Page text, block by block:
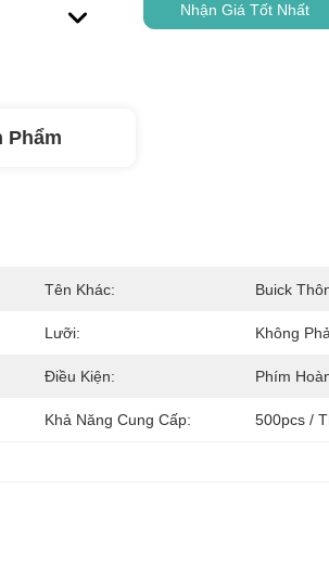
Nhận Giá Tốt Nhất
Phẩm
Tên Khác: Buick
Lưỡi: Không
Điều Kiện: Phím
Khả Năng Cung Cấp: 500pcs /